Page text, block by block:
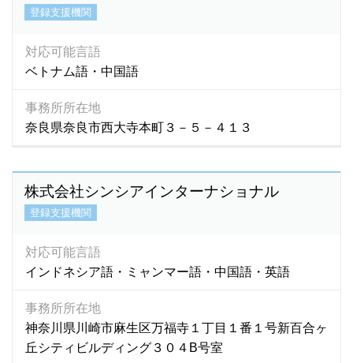
登録支援機関
対応可能言語
ベトナム語・中国語
事務所所在地
奈良県奈良市西大寺本町３－５－４１３
株式会社シンシアインターナショナル
登録支援機関
対応可能言語
インドネシア語・ミャンマー語・中国語・英語
事務所所在地
神奈川県川崎市麻生区万福寺１丁目１番１号新百合ヶ
丘シティビルディング３０４B号室